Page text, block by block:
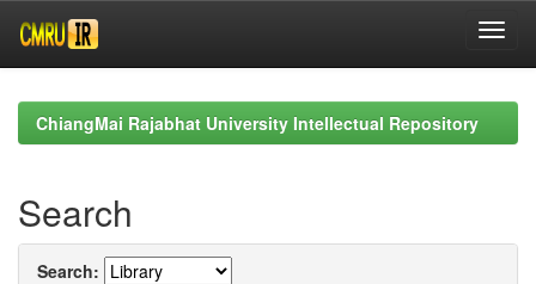
navigationChiangMai Rajabhat University Intellectual Repository
Search
Search: